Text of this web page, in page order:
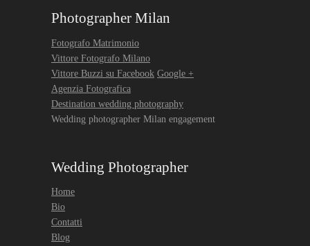
Photographer Milan
Fotografo Matrimonio
Vittore Fotografo Milano
Vittore Buzzi su Facebook Google +
Agenzia Fotografica
Destination wedding photography
Wedding photographer Milan engagement
Wedding Photographer
Home
Bio
Contatti
Blog